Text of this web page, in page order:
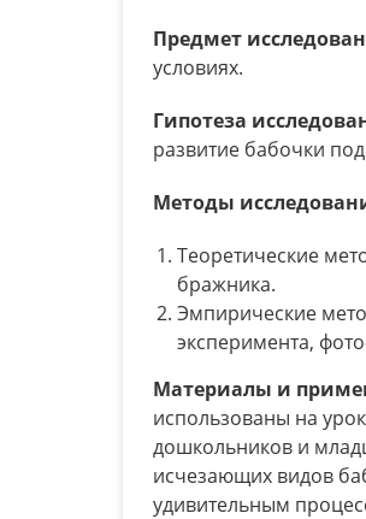
Предмет
условиях.
Гипотеза
развитие бабочки
Методы
Теоретические
бражника.
Эмпирические
эксперимента,
Материалы и
использованы на
дошкольников и
исчезающих видов
удивительным